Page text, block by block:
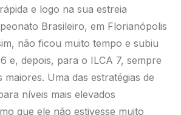
e logo na sua estreia
Brasileiro, em Florianópolis
não ficou muito tempo e subiu
e, depois, para o ILCA 7, sempre
maiores. Uma das estratégias de
níveis mais elevados
que ele não estivesse muito